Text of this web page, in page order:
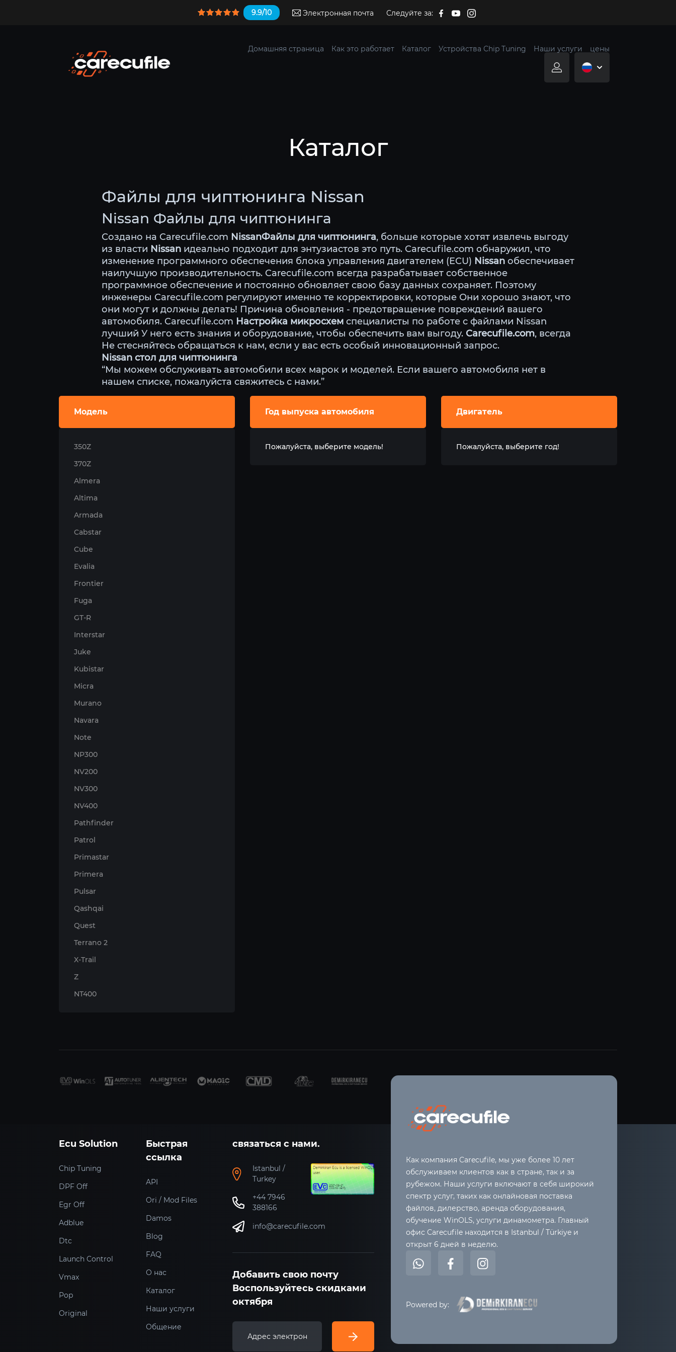
9.9/10 Электронная почта Следуйте за:
Домашняя страница Как это работает Каталог Устройства Chip Tuning Наши услуги цены
Каталог
Файлы для чиптюнинга Nissan
Nissan Файлы для чиптюнинга
Создано на Carecufile.com NissanФайлы для чиптюнинга, больше которые хотят извлечь выгоду
из власти Nissan идеально подходит для энтузиастов это путь. Carecufile.com обнаружил, что
изменение программного обеспечения блока управления двигателем (ECU) Nissan обеспечивает
наилучшую производительность. Carecufile.com всегда разрабатывает собственное
программное обеспечение и постоянно обновляет свою базу данных сохраняет. Поэтому
инженеры Carecufile.com регулируют именно те корректировки, которые Они хорошо знают, что
они могут и должны делать! Причина обновления - предотвращение повреждений вашего
автомобиля. Carecufile.com Настройка микросхем специалисты по работе с файлами Nissan
лучший У него есть знания и оборудование, чтобы обеспечить вам выгоду. Carecufile.com, всегда
Не стесняйтесь обращаться к нам, если у вас есть особый инновационный запрос.
Nissan стол для чиптюнинга
“Мы можем обслуживать автомобили всех марок и моделей. Если вашего автомобиля нет в
нашем списке, пожалуйста свяжитесь с нами.”
Модель
350Z
370Z
Almera
Altima
Armada
Cabstar
Cube
Evalia
Frontier
Fuga
GT-R
Interstar
Juke
Kubistar
Micra
Murano
Navara
Note
NP300
NV200
NV300
NV400
Pathfinder
Patrol
Primastar
Primera
Pulsar
Qashqai
Quest
Terrano 2
X-Trail
Z
NT400
Год выпуска автомобиля
Пожалуйста, выберите модель!
Двигатель
Пожалуйста, выберите год!
Ecu Solution
Chip Tuning
DPF Off
Egr Off
Adblue
Dtc
Launch Control
Vmax
Pop
Original
Быстрая
ссылка
API
Ori / Mod Files
Damos
Blog
FAQ
О нас
Каталог
Наши услуги
Общение
связаться с нами.
Istanbul /
Turkey
+44 7946
388166
info@carecufile.com
Добавить свою почту
Воспользуйтесь скидками
октября
Как компания Carecufile, мы уже более 10 лет
обслуживаем клиентов как в стране, так и за
рубежом. Наши услуги включают в себя широкий
спектр услуг, таких как онлайновая поставка
файлов, дилерство, аренда оборудования,
обучение WinOLS, услуги динамометра. Главный
офис Carecufile находится в Istanbul / Türkiye и
открыт 6 дней в неделю.
Powered by: